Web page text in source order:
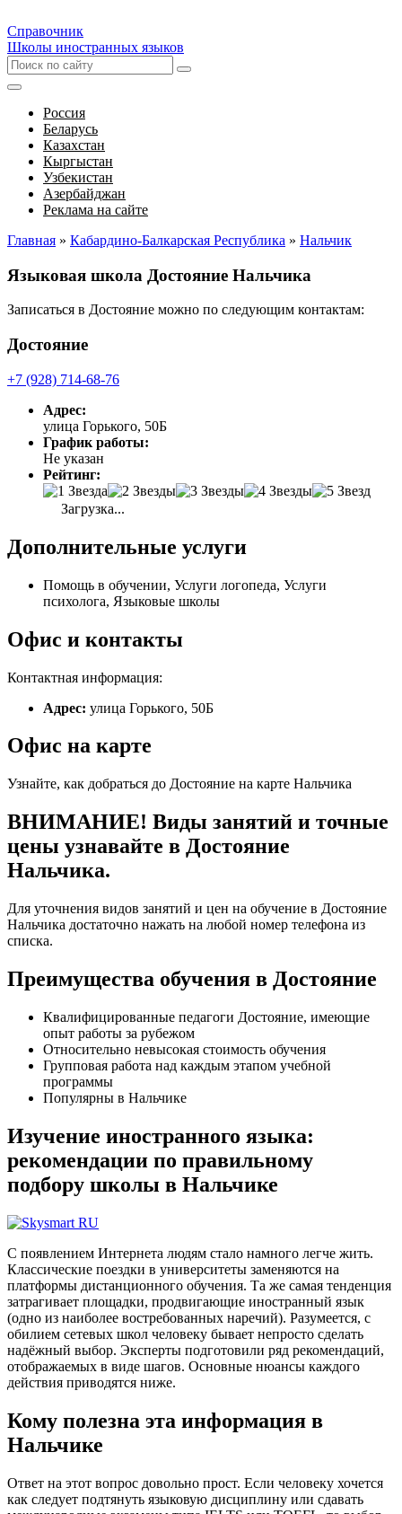
Справочник
Школы иностранных языков
Россия
Беларусь
Казахстан
Кыргыстан
Узбекистан
Азербайджан
Реклама на сайте
Главная » Кабардино-Балкарская Республика » Нальчик
Языковая школа Достояние Нальчика
Записаться в Достояние можно по следующим контактам:
Достояние
+7 (928) 714-68-76
Адрес:
улица Горького, 50Б
График работы:
Не указан
Рейтинг:
Загрузка...
Дополнительные услуги
Помощь в обучении, Услуги логопеда, Услуги
психолога, Языковые школы
Офис и контакты
Контактная информация:
Адрес: улица Горького, 50Б
Офис на карте
Узнайте, как добраться до Достояние на карте Нальчика
ВНИМАНИЕ! Виды занятий и точные
цены узнавайте в Достояние
Нальчика.
Для уточнения видов занятий и цен на обучение в Достояние
Нальчика достаточно нажать на любой номер телефона из
списка.
Преимущества обучения в Достояние
Квалифицированные педагоги Достояние, имеющие
опыт работы за рубежом
Относительно невысокая стоимость обучения
Групповая работа над каждым этапом учебной
программы
Популярны в Нальчике
Изучение иностранного языка:
рекомендации по правильному
подбору школы в Нальчике
С появлением Интернета людям стало намного легче жить.
Классические поездки в университеты заменяются на
платформы дистанционного обучения. Та же самая тенденция
затрагивает площадки, продвигающие иностранный язык
(одно из наиболее востребованных наречий). Разумеется, с
обилием сетевых школ человеку бывает непросто сделать
надёжный выбор. Эксперты подготовили ряд рекомендаций,
отображаемых в виде шагов. Основные нюансы каждого
действия приводятся ниже.
Кому полезна эта информация в
Нальчике
Ответ на этот вопрос довольно прост. Если человеку хочется
как следует подтянуть языковую дисциплину или сдавать